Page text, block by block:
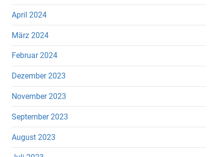
April 2024
März 2024
Februar 2024
Dezember 2023
November 2023
September 2023
August 2023